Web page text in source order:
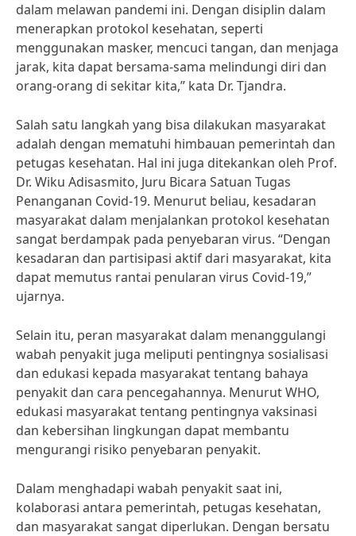
dalam melawan pandemi ini. Dengan disiplin dalam
menerapkan protokol kesehatan, seperti
menggunakan masker, mencuci tangan, dan menjaga
jarak, kita dapat bersama-sama melindungi diri dan
orang-orang di sekitar kita,” kata Dr. Tjandra.
Salah satu langkah yang bisa dilakukan masyarakat
adalah dengan mematuhi himbauan pemerintah dan
petugas kesehatan. Hal ini juga ditekankan oleh Prof.
Dr. Wiku Adisasmito, Juru Bicara Satuan Tugas
Penanganan Covid-19. Menurut beliau, kesadaran
masyarakat dalam menjalankan protokol kesehatan
sangat berdampak pada penyebaran virus. “Dengan
kesadaran dan partisipasi aktif dari masyarakat, kita
dapat memutus rantai penularan virus Covid-19,”
ujarnya.
Selain itu, peran masyarakat dalam menanggulangi
wabah penyakit juga meliputi pentingnya sosialisasi
dan edukasi kepada masyarakat tentang bahaya
penyakit dan cara pencegahannya. Menurut WHO,
edukasi masyarakat tentang pentingnya vaksinasi
dan kebersihan lingkungan dapat membantu
mengurangi risiko penyebaran penyakit.
Dalam menghadapi wabah penyakit saat ini,
kolaborasi antara pemerintah, petugas kesehatan,
dan masyarakat sangat diperlukan. Dengan bersatu